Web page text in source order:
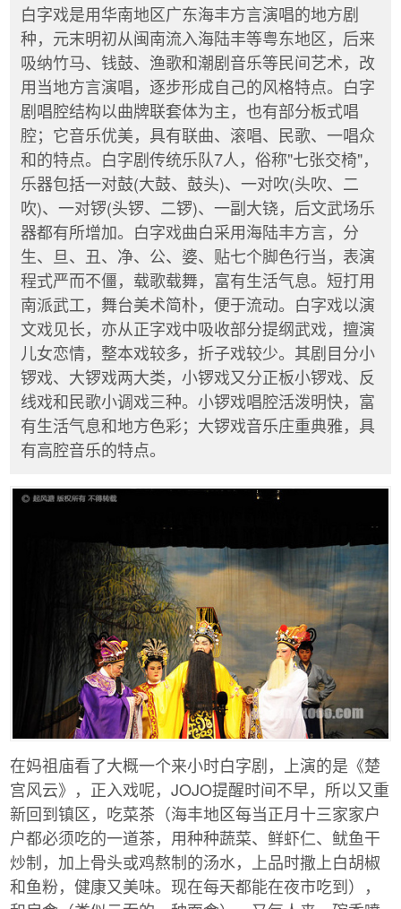
白字戏是用华南地区广东海丰方言演唱的地方剧
种，元末明初从闽南流入海陆丰等粤东地区，后来
吸纳竹马、钱鼓、渔歌和潮剧音乐等民间艺术，改
用当地方言演唱，逐步形成自己的风格特点。白字
剧唱腔结构以曲牌联套体为主，也有部分板式唱
腔；它音乐优美，具有联曲、滚唱、民歌、一唱众
和的特点。白字剧传统乐队7人，俗称"七张交椅"，
乐器包括一对鼓(大鼓、鼓头)、一对吹(头吹、二
吹)、一对锣(头锣、二锣)、一副大铙，后文武场乐
器都有所增加。白字戏曲白采用海陆丰方言，分
生、旦、丑、净、公、婆、贴七个脚色行当，表演
程式严而不僵，载歌载舞，富有生活气息。短打用
南派武工，舞台美术简朴，便于流动。白字戏以演
文戏见长，亦从正字戏中吸收部分提纲武戏，擅演
儿女恋情，整本戏较多，折子戏较少。其剧目分小
锣戏、大锣戏两大类，小锣戏又分正板小锣戏、反
线戏和民歌小调戏三种。小锣戏唱腔活泼明快，富
有生活气息和地方色彩；大锣戏音乐庄重典雅，具
有高腔音乐的特点。
在妈祖庙看了大概一个来小时白字剧，上演的是《楚
宫风云》，正入戏呢，JOJO提醒时间不早，所以又重
新回到镇区，吃菜茶（海丰地区每当正月十三家家户
户都必须吃的一道茶，用种种蔬菜、鲜虾仁、鱿鱼干
炒制，加上骨头或鸡熬制的汤水，上品时撒上白胡椒
和鱼粉，健康又美味。现在每天都能在夜市吃到），